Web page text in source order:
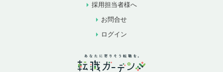
採用担当者様へ
お問合せ
ログイン